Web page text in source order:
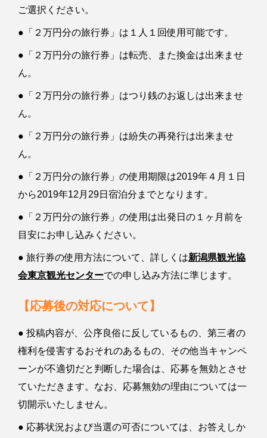
ご選択ください。
●「２万円分の旅行券」は１人１回使用可能です。
●「２万円分の旅行券」は転売、また換金は出来ませ
ん。
●「２万円分の旅行券」はつり銭のお返しは出来ませ
ん。
●「２万円分の旅行券」は紛失の再発行は出来ませ
ん。
●「２万円分の旅行券」の使用期限は2019年４月１日
から2019年12月29日宿泊分までとなります。
●「２万円分の旅行券」の使用は出発日の１ヶ月前を
目安にお申し込みください。
● 旅行券の使用方法について、詳しくは新潟県観光協
会東京観光センターでの申し込み方法に準じます。
【応募後の対応について】
● 投稿内容が、公序良俗に反しているもの、第三者の
権利を侵害するおそれのあるもの、その他当キャンペ
ーンが不適切だと判断した場合は、応募を無効とさせ
ていただきます。なお、応募無効の理由については一
切開示いたしません。
● 応募状況および当選の可否については、お答えしか